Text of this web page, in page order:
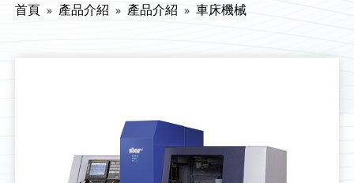
首頁 產品介紹 產品介紹 車床機械